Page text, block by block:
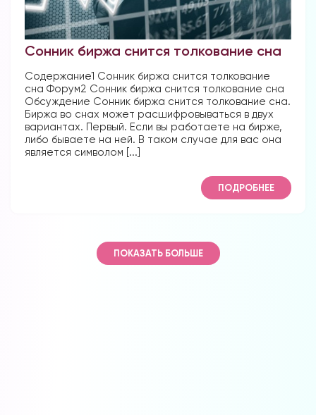
Сонник биржа снится толкование сна
Содержание1 Сонник биржа снится толкование
сна Форум2 Сонник биржа снится толкование сна
Обсуждение Сонник биржа снится толкование сна.
Биржа во снах может расшифровываться в двух
вариантах. Первый. Если вы работаете на бирже,
либо бываете на ней. В таком случае для вас она
является символом [...]
ПОДРОБНЕЕ
ПОКАЗАТЬ БОЛЬШЕ